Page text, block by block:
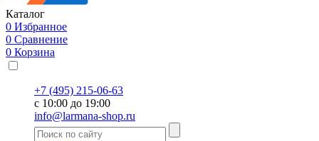
Каталог
0 Избранное
0 Сравнение
0 Корзина
+7 (495) 215-06-63
с 10:00 до 19:00
info@larmana-shop.ru